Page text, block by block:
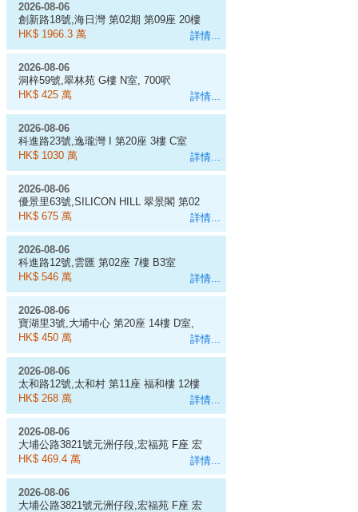
詳情...
2026-08-06
創新路18號,海日灣 第02期 第09座 20樓
J室
HK$ 1966.3 萬
詳情...
2026-08-06
洞梓59號,翠林苑 G樓 N室, 700呎
HK$ 425 萬
詳情...
2026-08-06
科進路23號,逸瓏灣 I 第20座 3樓 C室
HK$ 1030 萬
詳情...
2026-08-06
優景里63號,SILICON HILL 翠景閣 第02
座 7樓 A6室
HK$ 675 萬
詳情...
2026-08-06
科進路12號,雲匯 第02座 7樓 B3室
HK$ 546 萬
詳情...
2026-08-06
寶湖里3號,大埔中心 第20座 14樓 D室,
454呎
HK$ 450 萬
詳情...
2026-08-06
太和路12號,太和村 第11座 福和樓 12樓
1室
HK$ 268 萬
詳情...
2026-08-06
大埔公路3821號元洲仔段,宏福苑 F座 宏
昌閣 3樓 4室, 538呎
HK$ 469.4 萬
2026-08-06
大埔公路3821號元洲仔段,宏福苑 F座 宏